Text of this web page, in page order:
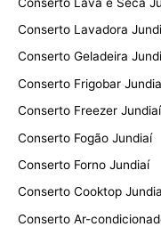
Conserto Lavadora
Conserto Geladeira
Conserto Frigobar
Conserto Freezer Jundiaí
Conserto Fogão Jundiaí
Conserto Forno Jundiaí
Conserto Cooktop
Conserto Ar-